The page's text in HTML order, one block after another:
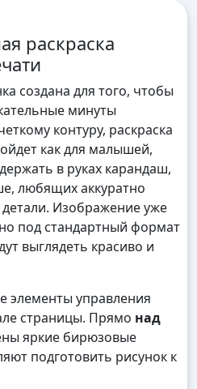
раскраска
создана для того, чтобы
минуты
контуру, раскраска
как для малышей,
в руках карандаш,
любящих аккуратно
Изображение уже
под стандартный формат
выглядеть красиво и
элементы управления
страницы. Прямо над
яркие бирюзовые
подготовить рисунок к